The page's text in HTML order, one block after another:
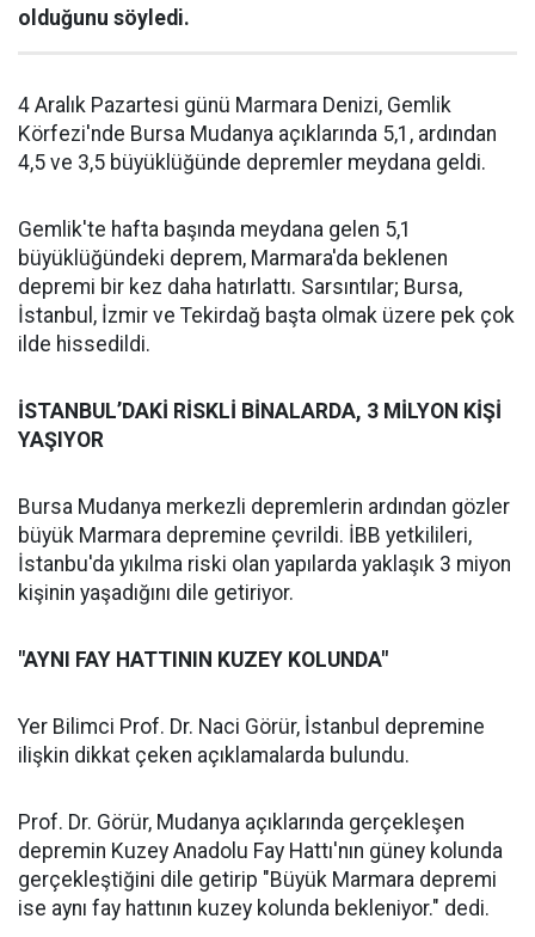
olduğunu söyledi.
4 Aralık Pazartesi günü Marmara Denizi, Gemlik
Körfezi'nde Bursa Mudanya açıklarında 5,1, ardından
4,5 ve 3,5 büyüklüğünde depremler meydana geldi.
Gemlik'te hafta başında meydana gelen 5,1
büyüklüğündeki deprem, Marmara'da beklenen
depremi bir kez daha hatırlattı. Sarsıntılar; Bursa,
İstanbul, İzmir ve Tekirdağ başta olmak üzere pek çok
ilde hissedildi.
İSTANBUL’DAKİ RİSKLİ BİNALARDA, 3 MİLYON KİŞİ
YAŞIYOR
Bursa Mudanya merkezli depremlerin ardından gözler
büyük Marmara depremine çevrildi. İBB yetkilileri,
İstanbu'da yıkılma riski olan yapılarda yaklaşık 3 miyon
kişinin yaşadığını dile getiriyor.
"AYNI FAY HATTININ KUZEY KOLUNDA"
Yer Bilimci Prof. Dr. Naci Görür, İstanbul depremine
ilişkin dikkat çeken açıklamalarda bulundu.
Prof. Dr. Görür, Mudanya açıklarında gerçekleşen
depremin Kuzey Anadolu Fay Hattı'nın güney kolunda
gerçekleştiğini dile getirip "Büyük Marmara depremi
ise aynı fay hattının kuzey kolunda bekleniyor." dedi.